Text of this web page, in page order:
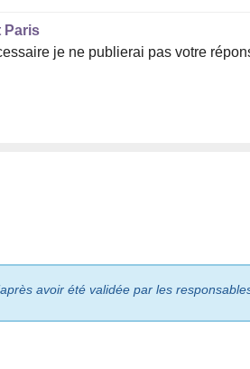
Paris
je ne publierai pas votre
avoir été validée par les